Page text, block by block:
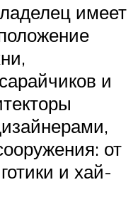
имеет
и
от
и хай-